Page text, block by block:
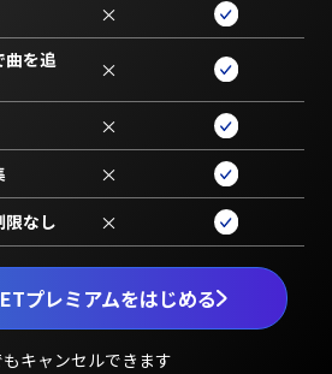
プレミアムをはじめる
キャンセルできます
×
曲を追
×
×
×
限なし ×